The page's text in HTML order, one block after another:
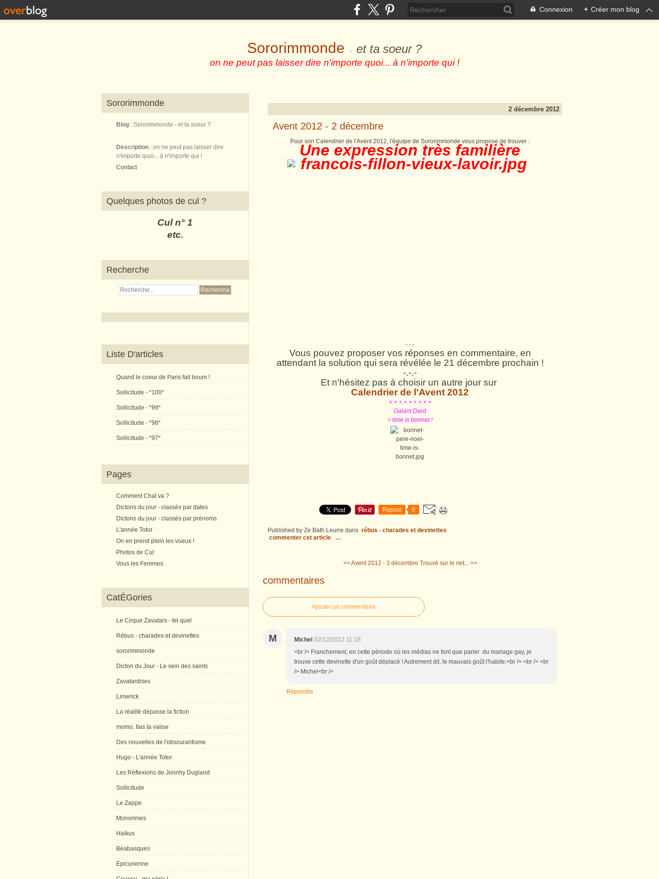
Connexion + Créer mon blog
Sororimmonde - et ta soeur ?
on ne peut pas laisser dire n'importe quoi... à n'importe qui !
Sororimmonde
Blog : Sororimmonde - et ta soeur ?
Description : on ne peut pas laisser dire
n'importe quoi... à n'importe qui !
Contact
Quelques photos de cul ?
Cul n° 1
etc.
Recherche
Liste D'articles
Quand le coeur de Paris fait boum !
Sollicitude - *100*
Sollicitude - *99*
Sollicitude - *98*
Sollicitude - *97*
Pages
Comment Chat va ?
Dictons du jour - classés par dates
Dictons du jour - classés par prénoms
L'année Totor
On en prend plein les voeux !
Photos de Cul
Vous les Femmes
CatÉGories
Le Cirque Zavatars - tel quel
Rébus - charades et devinettes
sororimmonde
Dicton du Jour - Le sein des saints
Zavatardises
Limerick
La réalité dépasse la fiction
momo, fais ta valise
Des nouvelles de l'obscurantisme
Hugo - L'année Totor
Les Réflexions de Jonnhy Dugland
Sollicitude
Le Zappe
Monorimes
Haïkus
Béabasques
Epicurienne
2 décembre 2012
Avent 2012 - 2 décembre
Pour son Calendrier de l'Avent 2012, l'équipe de Sororimmonde vous propose de trouver :
Une expression très familière
-.-.-
Vous pouvez proposer vos réponses en commentaire, en
attendant la solution qui sera révélée le 21 décembre prochain !
-.-.-
Et n'hésitez pas à choisir un autre jour sur
Calendrier de l'Avent 2012
+.+.+.+.+.+.+.+.+
Galant Dard
> time is bonnet !
Repost 0
Published by Ze Bath Leurre dans rébus - charades et devinettes
commenter cet article
…
<< Avent 2012 - 3 décembre Trouvé sur le net... >>
commentaires
Ajouter un commentaire
M Michel 02/12/2012 11:18
<br /> Franchement, en cette période où les médias ne font que parler du mariage gay, je
trouve cette devinette d'un goût déplacé ! Autrement dit, le mauvais goût l'habite.<br /> <br /> <br
/> Michel<br />
Répondre